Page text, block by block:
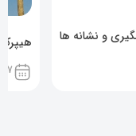
و نشانه ها
1167